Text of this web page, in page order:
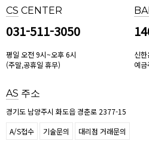
CS CENTER
031-511-3050
평일 오전 9시~오후 6시
(주말,공휴일 휴무)
신한
예
AS 주소
경기도 남양주시 화도읍 경춘로 2377-15
A/S접수
기술문의 대리점 거래문의